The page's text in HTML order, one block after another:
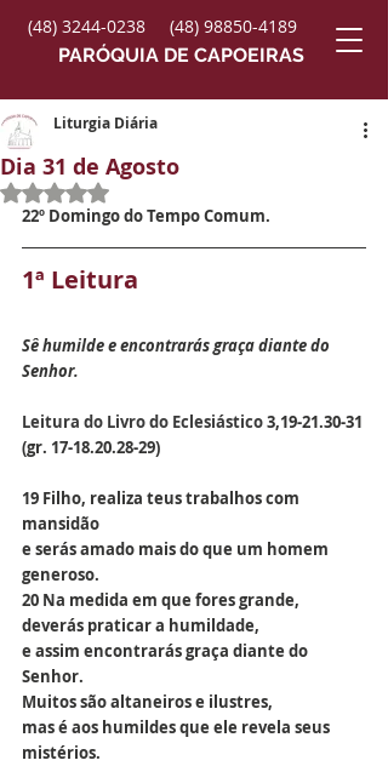
(48) 3244-0238
(48) 98850-4189
PARÓQUIA DE CAPOEIRAS
Dia 31 de Agosto
Liturgia Diária
Avaliado com NaN de 5 estrelas.
22º Domingo do Tempo Comum.
1ª Leitura
Sê humilde e encontrarás graça diante do
Senhor.
Leitura do Livro do Eclesiástico 3,19-21.30-31
(gr. 17-18.20.28-29)
19 Filho, realiza teus trabalhos com
mansidão
e serás amado mais do que um homem
generoso.
20 Na medida em que fores grande,
deverás praticar a humildade,
e assim encontrarás graça diante do
Senhor.
Muitos são altaneiros e ilustres,
mas é aos humildes que ele revela seus
mistérios.